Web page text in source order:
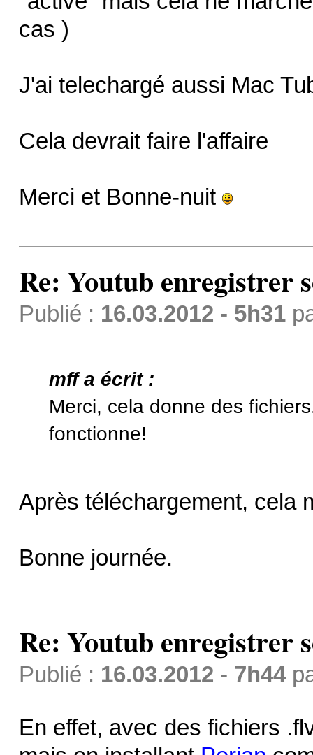
cas )
J'ai telechargé aussi Mac
Cela devrait faire l'affaire
Merci et Bonne-nuit
Re: Youtub enregistrer
Publié : 16.03.2012 - 5h31
mff a écrit :
Merci, cela donne des
fonctionne!
Après téléchargement, cela
Bonne journée.
Re: Youtub enregistrer
Publié : 16.03.2012 - 7h44
En effet, avec des fichiers